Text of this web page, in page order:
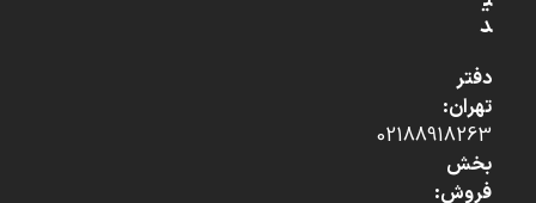
د
دفتر
تهران:
02188918263
بخش
فروش: